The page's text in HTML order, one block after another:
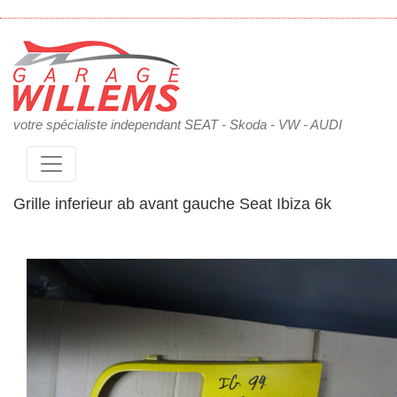
votre spécialiste independant SEAT - Skoda - VW - AUDI
Grille inferieur ab avant gauche Seat Ibiza 6k